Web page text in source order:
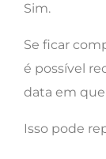
Sim.
Se ficar
é possível
data em
Isso pode